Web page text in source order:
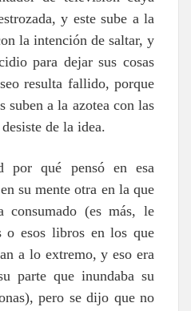
y este sube a la
la intención de saltar, y
para dejar sus cosas
resulta fallido, porque
suben a la azotea con las
de la idea.
por qué pensó en esa
su mente otra en la que
consumado (es más, le
o esos libros en los que
a lo extremo, y eso era
parte que inundaba su
pero se dijo que no